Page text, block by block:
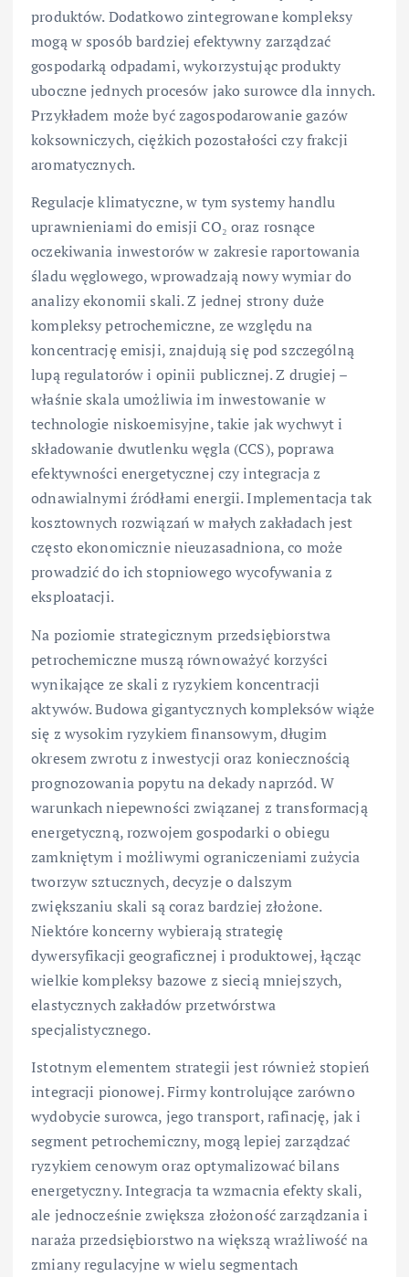
produktów. Dodatkowo zintegrowane kompleksy
mogą w sposób bardziej efektywny zarządzać
gospodarką odpadami, wykorzystując produkty
uboczne jednych procesów jako surowce dla innych.
Przykładem może być zagospodarowanie gazów
koksowniczych, ciężkich pozostałości czy frakcji
aromatycznych.
Regulacje klimatyczne, w tym systemy handlu
uprawnieniami do emisji CO₂ oraz rosnące
oczekiwania inwestorów w zakresie raportowania
śladu węglowego, wprowadzają nowy wymiar do
analizy ekonomii skali. Z jednej strony duże
kompleksy petrochemiczne, ze względu na
koncentrację emisji, znajdują się pod szczególną
lupą regulatorów i opinii publicznej. Z drugiej –
właśnie skala umożliwia im inwestowanie w
technologie niskoemisyjne, takie jak wychwyt i
składowanie dwutlenku węgla (CCS), poprawa
efektywności energetycznej czy integracja z
odnawialnymi źródłami energii. Implementacja tak
kosztownych rozwiązań w małych zakładach jest
często ekonomicznie nieuzasadniona, co może
prowadzić do ich stopniowego wycofywania z
eksploatacji.
Na poziomie strategicznym przedsiębiorstwa
petrochemiczne muszą równoważyć korzyści
wynikające ze skali z ryzykiem koncentracji
aktywów. Budowa gigantycznych kompleksów wiąże
się z wysokim ryzykiem finansowym, długim
okresem zwrotu z inwestycji oraz koniecznością
prognozowania popytu na dekady naprzód. W
warunkach niepewności związanej z transformacją
energetyczną, rozwojem gospodarki o obiegu
zamkniętym i możliwymi ograniczeniami zużycia
tworzyw sztucznych, decyzje o dalszym
zwiększaniu skali są coraz bardziej złożone.
Niektóre koncerny wybierają strategię
dywersyfikacji geograficznej i produktowej, łącząc
wielkie kompleksy bazowe z siecią mniejszych,
elastycznych zakładów przetwórstwa
specjalistycznego.
Istotnym elementem strategii jest również stopień
integracji pionowej. Firmy kontrolujące zarówno
wydobycie surowca, jego transport, rafinację, jak i
segment petrochemiczny, mogą lepiej zarządzać
ryzykiem cenowym oraz optymalizować bilans
energetyczny. Integracja ta wzmacnia efekty skali,
ale jednocześnie zwiększa złożoność zarządzania i
naraża przedsiębiorstwo na większą wrażliwość na
zmiany regulacyjne w wielu segmentach